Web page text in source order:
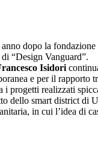
dopo la
“Design Vanguard”.
Isidori
e per il rapporto
progetti realizzati
smart district di
in cui l’idea di